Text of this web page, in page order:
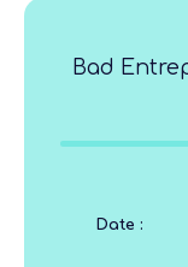
Bad
Date :